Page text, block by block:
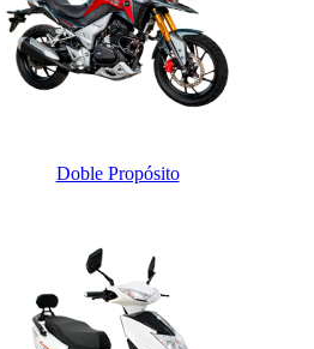
Doble Propósito